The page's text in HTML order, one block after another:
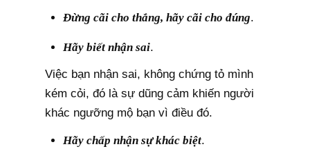
Đừng cãi cho thắng, hãy cãi cho đúng.
Hãy biết nhận sai.
Việc bạn nhận sai, không chứng tỏ mình
kém cỏi, đó là sự dũng cảm khiến người
khác ngưỡng mộ bạn vì điều đó.
Hãy chấp nhận sự khác biệt.